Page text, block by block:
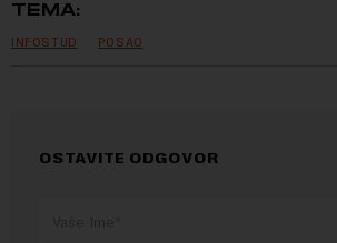
TEMA:
INFOSTUD POSAO
OSTAVITE ODGOVOR